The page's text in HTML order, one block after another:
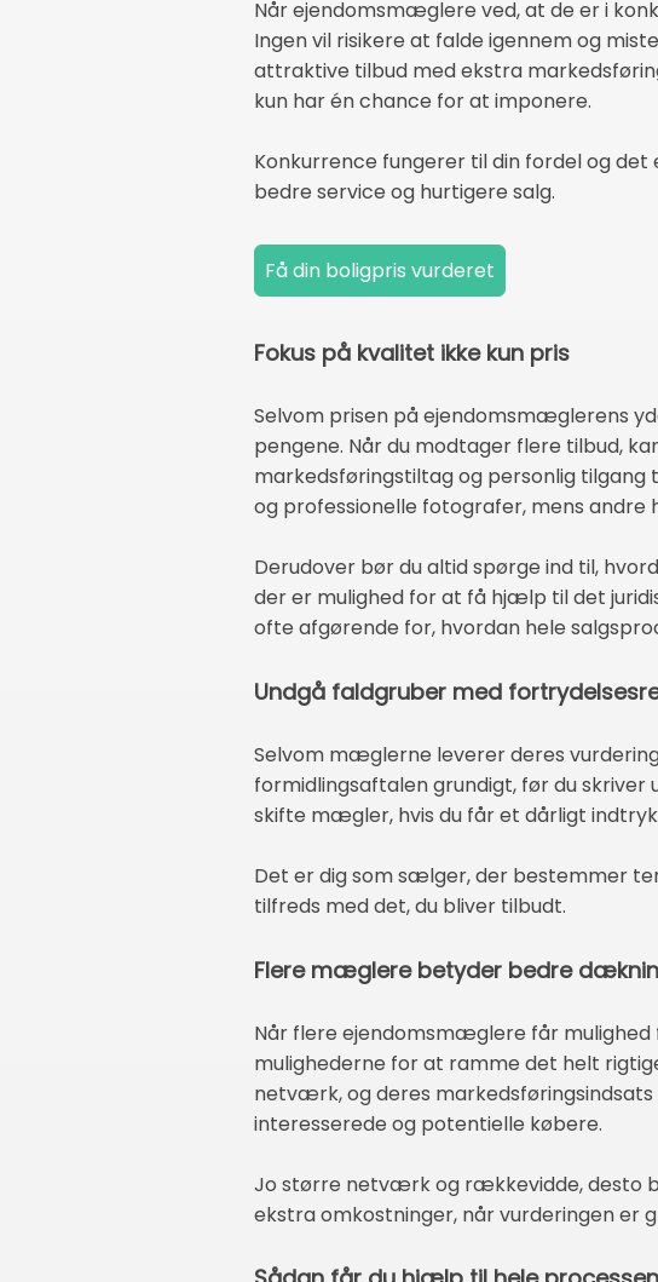
Når ejendomsmæglere ved, at de er i
Ingen vil risikere at falde igennem og
attraktive tilbud med ekstra
kun har én chance for at imponere.
Konkurrence fungerer til din fordel og
bedre service og hurtigere salg.
Fokus på kvalitet ikke kun pris
Selvom prisen på ejendomsmæglerens
pengene. Når du modtager flere tilbud,
markedsføringstiltag og personlig
og professionelle fotografer, mens andre
Derudover bør du altid spørge ind til,
der er mulighed for at få hjælp til det
ofte afgørende for, hvordan hele
Undgå faldgruber med
Selvom mæglerne leverer deres
formidlingsaftalen grundigt, før du
skifte mægler, hvis du får et dårligt
Det er dig som sælger, der bestemmer
tilfreds med det, du bliver tilbudt.
Flere mæglere betyder bedre
Når flere ejendomsmæglere får mulighed
mulighederne for at ramme det helt
netværk, og deres
interesserede og potentielle købere.
Jo større netværk og rækkevidde, desto
ekstra omkostninger, når vurderingen er